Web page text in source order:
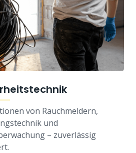
von Rauchmeldern,
und
– zuverlässig